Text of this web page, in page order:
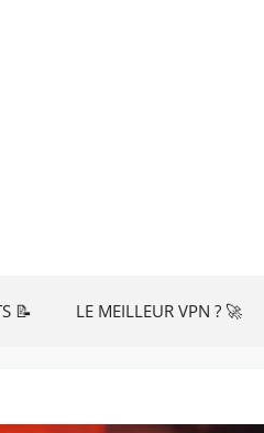
📝 LE MEILLEUR VPN ? 🚀